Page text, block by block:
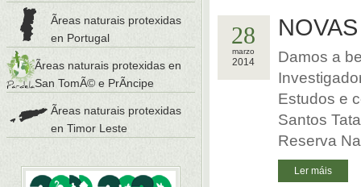
Ãreas naturais protexidas
en Portugal
Ãreas naturais protexidas en
San TomÃ© e PrÃ­ncipe
Ãreas naturais protexidas
en Timor Leste
28
marzo
2014
Damos a
Estudos e
Santos
Reserva
Ler máis